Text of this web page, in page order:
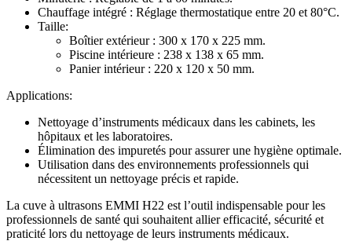
Chauffage intégré : Réglage thermostatique entre 20 et 80°C.
Taille:
Boîtier extérieur : 300 x 170 x 225 mm.
Piscine intérieure : 238 x 138 x 65 mm.
Panier intérieur : 220 x 120 x 50 mm.
Applications:
Nettoyage d’instruments médicaux dans les cabinets, les
hôpitaux et les laboratoires.
Élimination des impuretés pour assurer une hygiène optimale.
Utilisation dans des environnements professionnels qui
nécessitent un nettoyage précis et rapide.
La cuve à ultrasons EMMI H22 est l’outil indispensable pour les
professionnels de santé qui souhaitent allier efficacité, sécurité et
praticité lors du nettoyage de leurs instruments médicaux.